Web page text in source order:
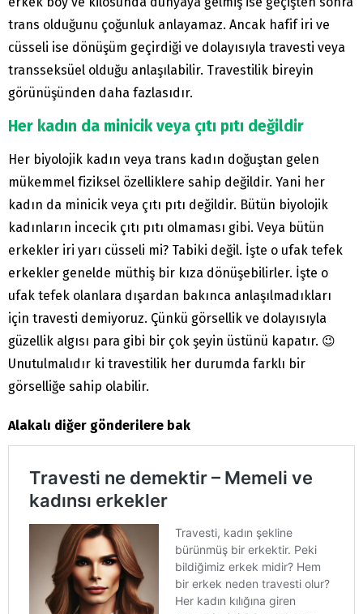
trans olduğunu çoğunluk anlayamaz. Ancak hafif iri ve
cüsseli ise dönüşüm geçirdiği ve dolayısıyla travesti veya
transseksüel olduğu anlaşılabilir. Travestilik bireyin
görünüşünden daha fazlasıdır.
Her kadın da minicik veya çıtı pıtı değildir
Her biyolojik kadın veya trans kadın doğuştan gelen
mükemmel fiziksel özelliklere sahip değildir. Yani her
kadın da minicik veya çıtı pıtı değildir. Bütün biyolojik
kadınların incecik çıtı pıtı olmaması gibi. Veya bütün
erkekler iri yarı cüsseli mi? Tabiki değil. İşte o ufak tefek
erkekler genelde müthiş bir kıza dönüşebilirler. İşte o
ufak tefek olanlara dışardan bakınca anlaşılmadıkları
için travesti demiyoruz. Çünkü görsellik ve dolayısıyla
güzellik algısı para gibi bir çok şeyin üstünü kapatır. 😉
Unutulmalıdır ki travestilik her durumda farklı bir
görselliğe sahip olabilir.
Alakalı diğer gönderilere bak